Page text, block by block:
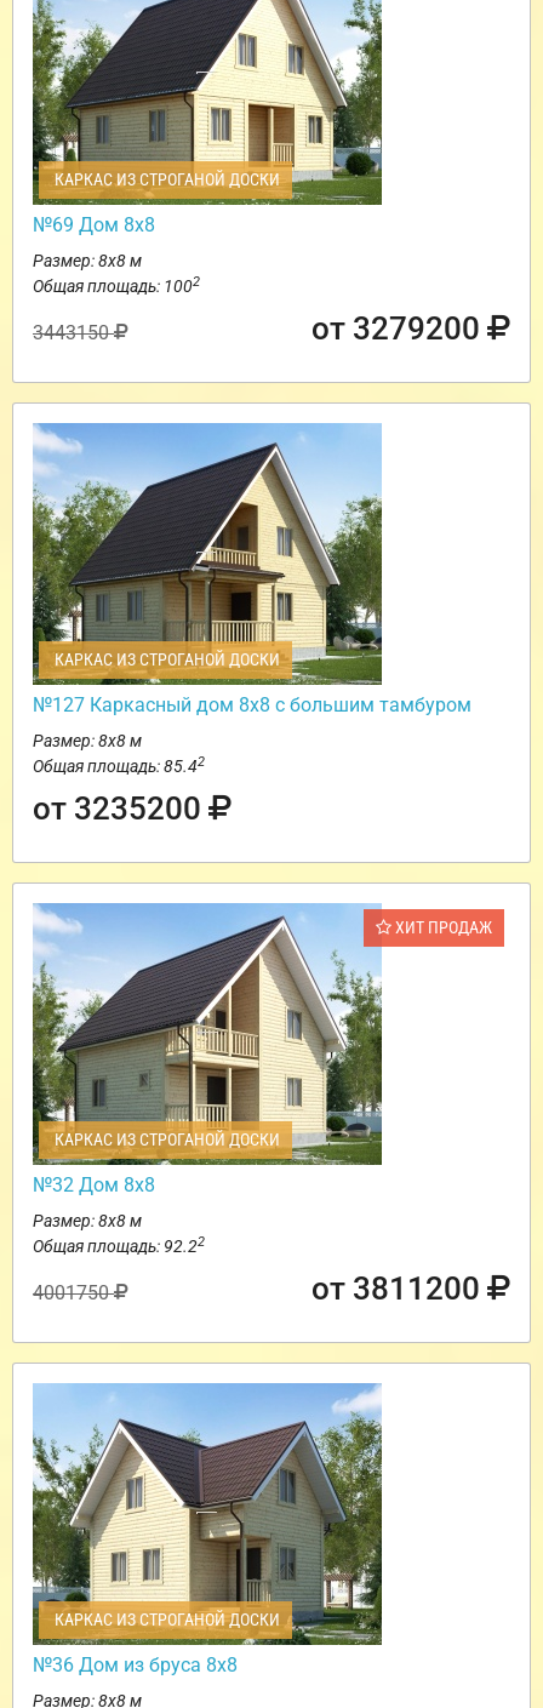
КАРКАС ИЗ СТРОГАНОЙ ДОСКИ
№69 Дом 8х8
Размер: 8х8 м
Общая площадь: 1002
3443150 от 3279200
КАРКАС ИЗ СТРОГАНОЙ ДОСКИ
№127 Каркасный дом 8х8 с большим тамбуром
Размер: 8х8 м
Общая площадь: 85.42
от 3235200
ХИТ ПРОДАЖ
КАРКАС ИЗ СТРОГАНОЙ ДОСКИ
№32 Дом 8х8
Размер: 8х8 м
Общая площадь: 92.22
4001750 от 3811200
КАРКАС ИЗ СТРОГАНОЙ ДОСКИ
№36 Дом из бруса 8х8
Размер: 8х8 м